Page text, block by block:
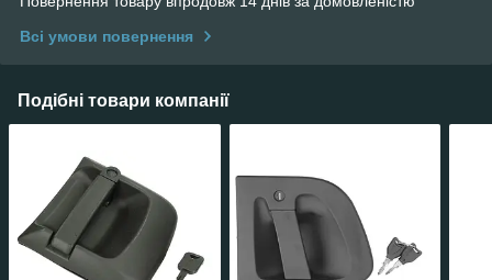
Всі умови повернення
Подібні товари компанії